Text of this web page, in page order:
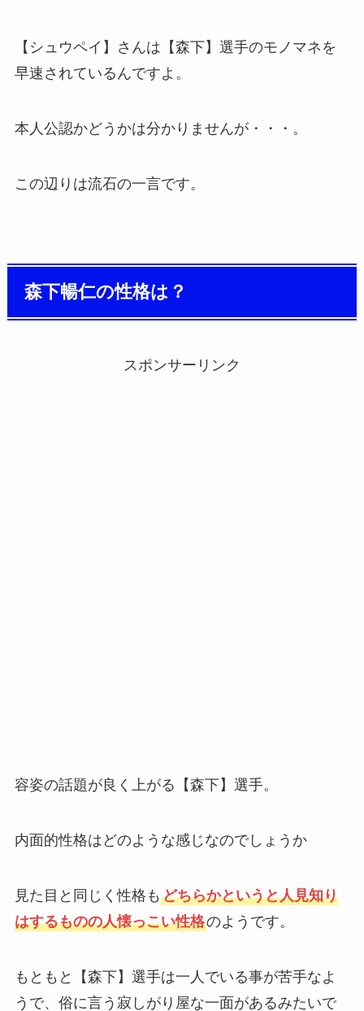
【シュウペイ】さんは【森下】選手のモノマネを
早速されているんですよ。
本人公認かどうかは分かりませんが・・・。
この辺りは流石の一言です。
森下暢仁の性格は？
スポンサーリンク
容姿の話題が良く上がる【森下】選手。
内面的性格はどのような感じなのでしょうか
見た目と同じく性格も どちらかというと人見知り
はするものの人懐っこい性格のようです。
もともと【森下】選手は一人でいる事が苦手なよ
うで、俗に言う寂しがり屋な一面があるみたいで